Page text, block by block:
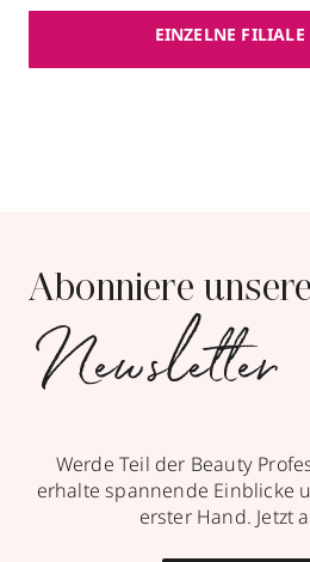
Parfümerie
Mehr
EINZELNE
Abonniere
Newsletter
Werde Teil der Beauty
erhalte spannende Einblicke
erster Hand. Jetzt